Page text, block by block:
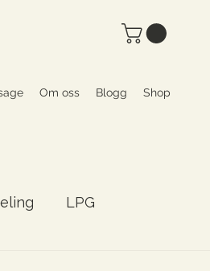
Om oss Blogg Shop
LPG